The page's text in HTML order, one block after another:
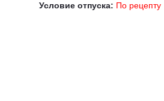
Условие отпуска: По рецепту